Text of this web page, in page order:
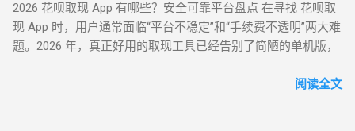
当场退货 京东商城 ★★★★☆ 0% 购买 “京东 E 卡” 后转卖至官
方回收平台 三、2025 年风控监测机制与规避策略 （一）支付
宝风控三大预警信号 行为异常识别 ： 同一 IP 地址频繁在不同
预警 ： 单笔支付金额为 1000 整数倍（如 2000/5000 元） 每月
卡券回购模式 2-4 小时 中间状态，较稳定 折损相对较高 二、
2026 花呗提现的必备条件 想要成功提现，您的账号需要满足以
下基本条件： 功能正常： 花呗未被冻结，且尚有可用额度。
2026 花呗取现 App 有哪些？安全可靠平台盘点 在寻找 花呗取
现 App 时，用户通常面临“平台不稳定”和“手续费不透明”两大难
题。2026 年，真正好用的取现工具已经告别了简陋的单机版，
动回款系统、电商中转 App 以及专业卡券回收平台。平均费率
阅读全文